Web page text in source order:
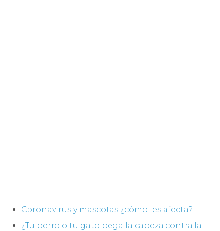
Coronavirus y mascotas ¿cómo les afecta?
¿Tu perro o tu gato pega la cabeza contra la